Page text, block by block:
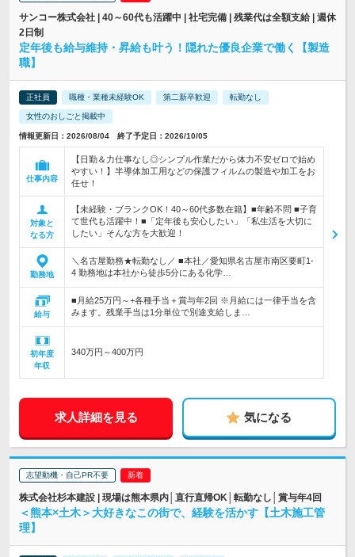
サンコー株式会社 | 40～60代も活躍中 | 社宅完備 | 残業代は全額支給 | 週休
2日制
定年後も給与維持・昇給も叶う！隠れた優良企業で働く【製造
職】
正社員 職種・業種未経験OK 第二新卒歓迎 転勤なし
女性のおしごと掲載中
情報更新日：2026/08/04 終了予定日：2026/10/05
仕事内容
【日勤＆力仕事なし◎シンプル作業だから体力不安ゼロで始め
やすい！】半導体加工用などの保護フィルムの製造や加工をお
任せ！
対象と
なる方
【未経験・ブランクOK！40～60代多数在籍】■年齢不問 ■子育
て世代も活躍中！■「定年後も安心したい」「私生活を大切に
したい」そんな方を大歓迎！
勤務地
＼名古屋勤務★転勤なし／ ■本社／愛知県名古屋市南区要町1-
4 勤務地は本社から徒歩5分にある化学…
給与
■月給25万円～+各種手当＋賞与年2回 ※月給には一律手当を含
みます。残業手当は1分単位で別途支給しま…
初年度
年収
340万円～400万円
求人詳細を見る 気になる
志望動機・自己PR不要
株式会社杉本建設 | 現場は熊本県内│直行直帰OK│転勤なし│賞与年4回
＜熊本×土木＞大好きなこの街で、経験を活かす【土木施工管
理】